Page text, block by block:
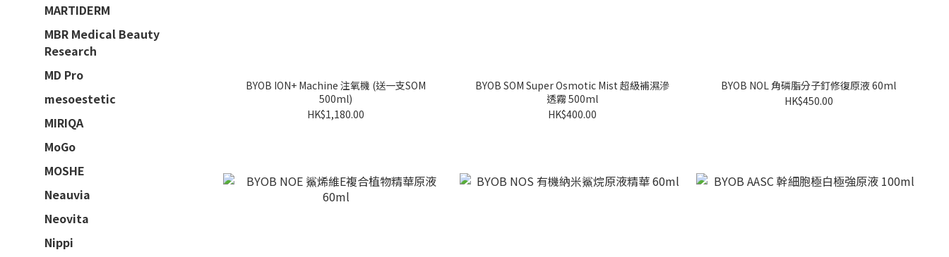
MARTIDERM
MBR Medical Beauty
Research
MD Pro
mesoestetic
MIRIQA
MoGo
MOSHE
Neauvia
Neovita
Nippi
BYOB ION+ Machine 注氧機 (送一支SOM
500ml)
HK$1,180.00
BYOB SOM Super Osmotic Mist 超級補濕滲
透霧 500ml
HK$400.00
BYOB NOL 角磷脂分子釘修復原液 60ml
HK$450.00